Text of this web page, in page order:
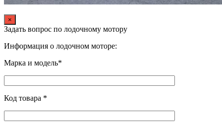
×
Задать вопрос по лодочному мотору
Информация о лодочном моторе:
Марка и модель*
Код товара *